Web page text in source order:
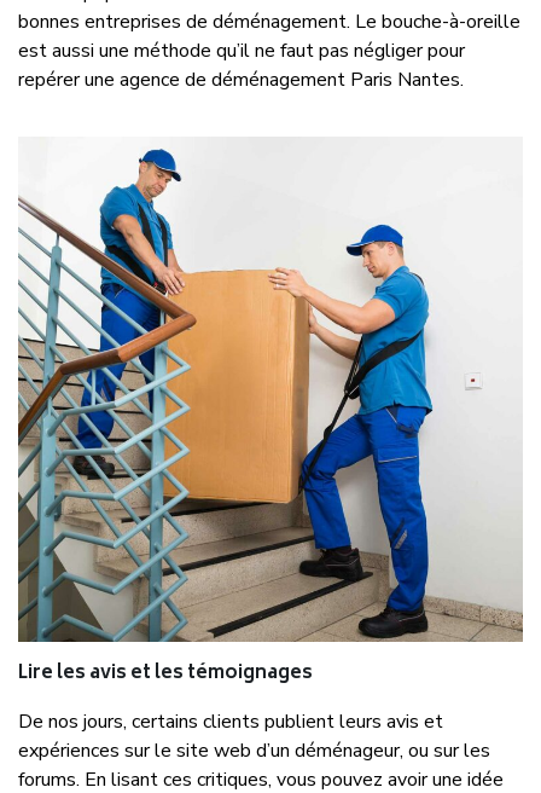
bonnes entreprises de déménagement. Le bouche-à-oreille
est aussi une méthode qu’il ne faut pas négliger pour
repérer une agence de déménagement Paris Nantes.
Lire les avis et les témoignages
De nos jours, certains clients publient leurs avis et
expériences sur le site web d’un déménageur, ou sur les
forums. En lisant ces critiques, vous pouvez avoir une idée